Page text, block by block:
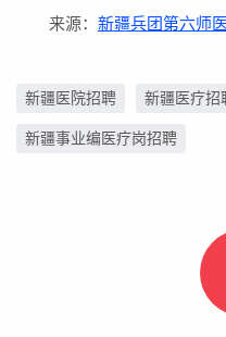
来源： 新疆兵团第六师
新疆医院招聘 新疆医疗招
新疆事业编医疗岗招聘